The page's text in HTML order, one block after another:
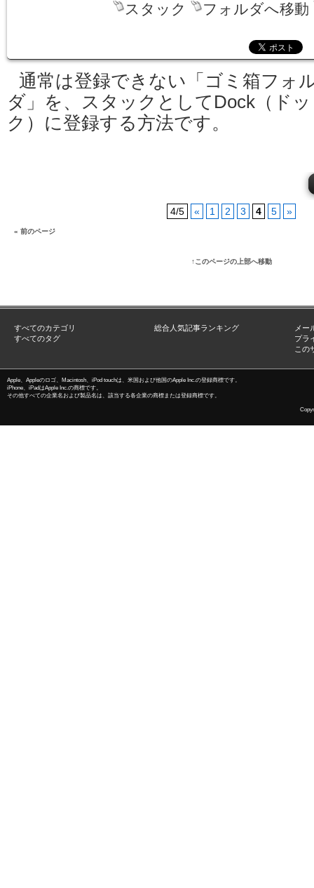
スタック
フォルダへ移動
通常は登録できない「ゴミ箱フォ
ダ」を、スタックとしてDock（ドッ
ク）に登録する方法です。
4/5 « 1 2 3 4 5 »
« 前のページ
↑このページの上部へ移動
すべてのカテゴリ
すべてのタグ
総合人気記事ランキング
メー
プラ
この
Apple、Appleのロゴ、Macintosh、iPod touchは、米国および他国のApple Inc.の登録商標です。
iPhone、iPadはApple Inc.の商標です。
その他すべての企業名および製品名は、該当する各企業の商標または登録商標です。